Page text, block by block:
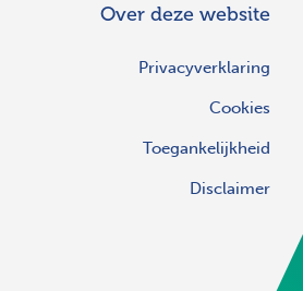
Over deze website
Privacyverklaring
Cookies
Toegankelijkheid
Disclaimer